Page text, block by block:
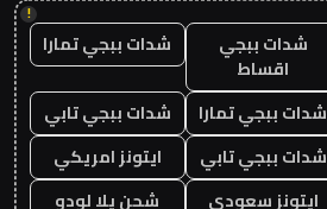
!
شدات ببجي
اقساط
شدات ببجي تمارا
شدات ببجي تمارا
شدات ببجي تابي
شدات ببجي تابي
ايتونز امريكي
ايتونز سعودي
شحن يلا لودو